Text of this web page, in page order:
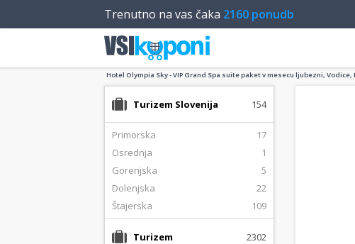
Trenutno na vas čaka 2160 ponudb
Hotel Olympia Sky - VIP Grand Spa suite paket v mesecu ljubezni,
Turizem Slovenija 154
Primorska
17
Osrednja
1
Gorenjska
5
Dolenjska
22
Štajerska
109
Turizem 2302